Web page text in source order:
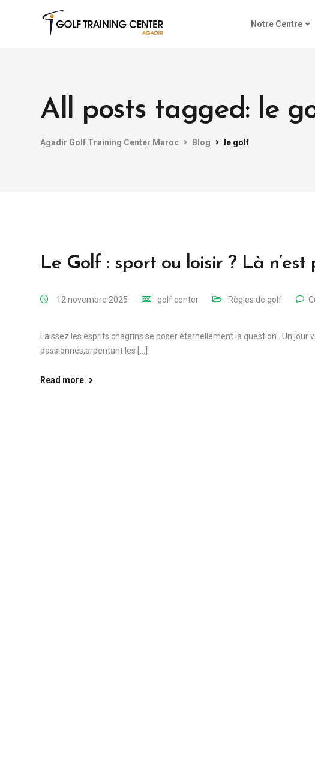
Notre Centre
All posts tagged: le
Agadir Golf Training Center Maroc Blog le golf
Le Golf : sport ou loisir ? Là
12 novembre 2025 golf center Règles de golf
Laissez les esprits chagrins se poser éternellement la question…Un
passionnés,arpentant les [...]
Read more